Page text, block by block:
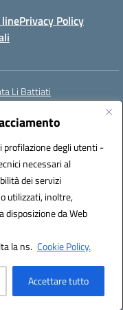
degli utenti -
necessari al
dei servizi
utilizzati, inoltre,
da Web
la ns. Cookie Policy.
Accettare tutto
Privacy Policy
Li Battiati
ctic8bl002@istruzione.it
7UKG69R2
S.r.l.
Italia